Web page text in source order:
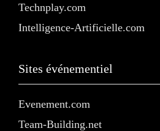
Technplay.com
Intelligence-Artificielle.com
Sites événementiel
Evenement.com
Team-Building.net